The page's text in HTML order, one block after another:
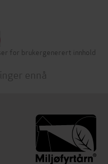
for brukergenerert innhold
ennå